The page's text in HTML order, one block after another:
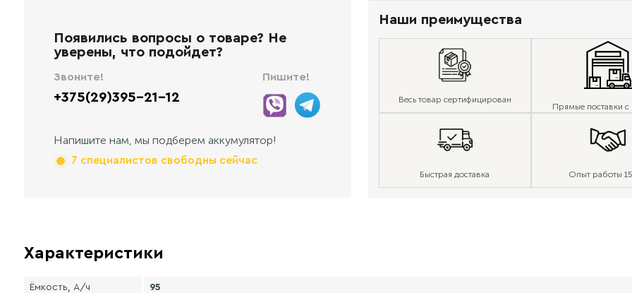
Появились вопросы о товаре? Не
уверены, что подойдет?
Звоните!
+375(29)395-21-12
Пишите!
Напишите нам, мы подберем аккумулятор!
7 специалистов свободны сейчас
Наши преимущества
Весь товар сертифицирован
Прямые поставки с
Быстрая доставка Опыт работы
Характеристики
Ёмкость, А/ч 95